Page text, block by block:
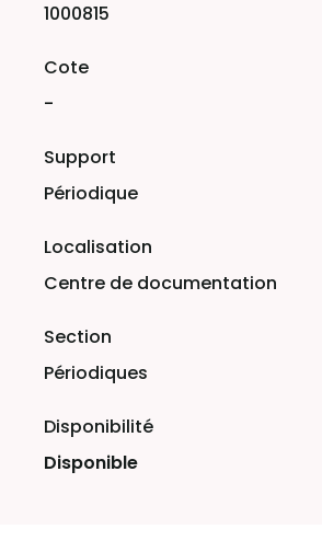
1000815
-
Périodique
Centre de documentation
Périodiques
Disponible